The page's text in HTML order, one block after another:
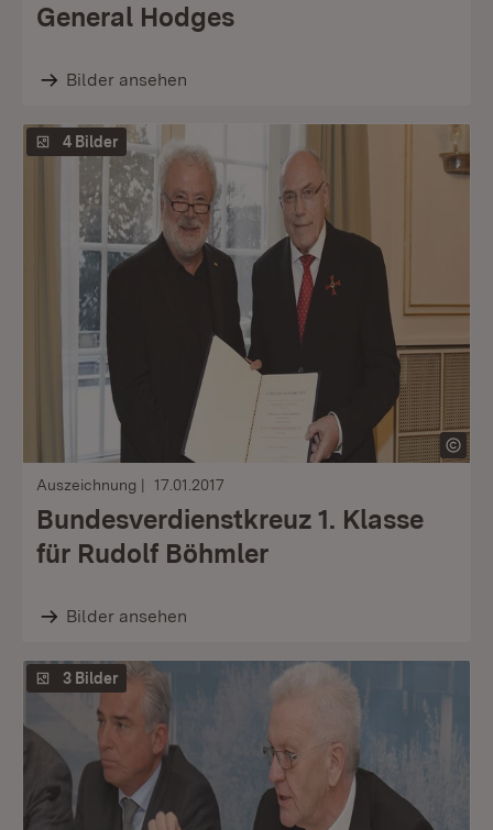
General Hodges
Bilder ansehen
4 Bilder
Auszeichnung 17.01.2017
Bundesverdienstkreuz 1. Klasse
für Rudolf Böhmler
Bilder ansehen
3 Bilder